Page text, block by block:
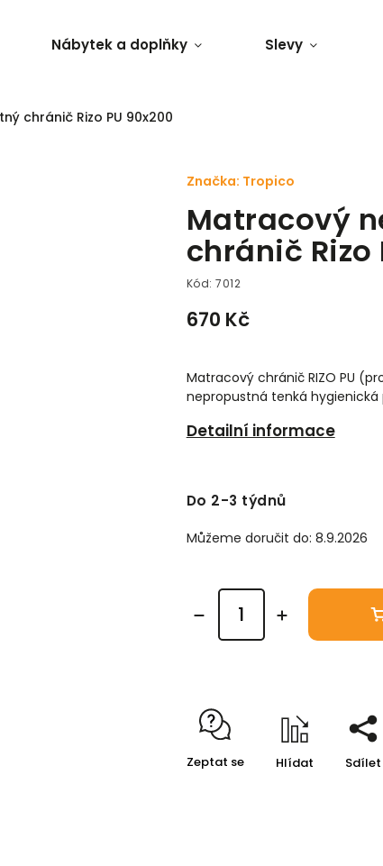
Nábytek a doplňky Slevy
chránič Rizo PU 90x200
Matracový
chránič Rizo
Kód: 7012
670 Kč
Matracový chránič RIZO PU
nepropustná tenká hygienická
Detailní informace
Značka: Tropico
Do 2-3 týdnů
Můžeme doručit do: 8.9.2026
Zeptat se Hlídat Sdílet